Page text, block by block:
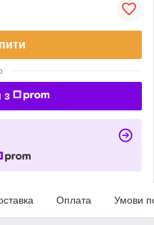
з
Оплата Умови